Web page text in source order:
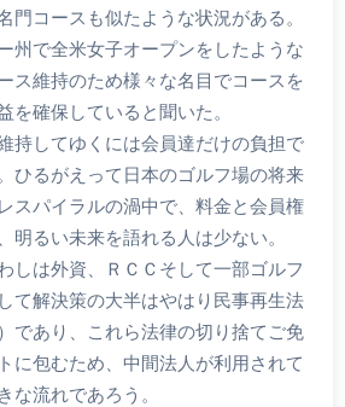
門コースも似たような状況がある。
州で全米女子オープンをしたような
ス維持のため様々な名目でコースを
を確保していると聞いた。
持してゆくには会員達だけの負担で
ひるがえって日本のゴルフ場の将来
スパイラルの渦中で、料金と会員権
明るい未来を語れる人は少ない。
しは外資、ＲＣＣそして一部ゴルフ
て解決策の大半はやはり民事再生法
であり、これら法律の切り捨てご免
に包むため、中間法人が利用されて
な流れであろう。